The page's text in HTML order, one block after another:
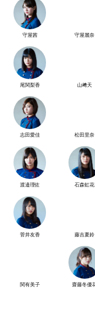
守屋茜 守屋麗奈
尾関梨香 山﨑天
志田愛佳 松田里奈
渡邉理佐 石森虹花
菅井友香 藤吉夏鈴
関有美子 齋藤冬優